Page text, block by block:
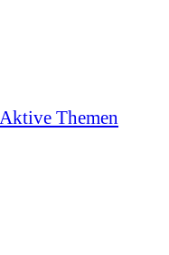
Aktive Themen